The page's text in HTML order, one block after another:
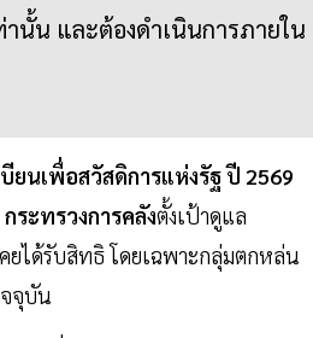
นั้น และต้องดำเนินการภายใน
บียนเพื่อสวัสดิการแห่งรัฐ ปี 2569
กระทรวงการคลังตั้งเป้าดูแล
ยได้รับสิทธิ โดยเฉพาะกลุ่มตกหล่น
จุบัน